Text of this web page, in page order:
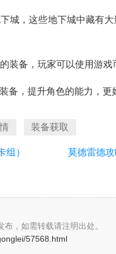
城，这些地下城中藏有
装备，玩家可以使用游戏
备，提升角色的能力，更
装备获取
组） 莫德雷德攻
布，如需转载请注明出处。
57568.html